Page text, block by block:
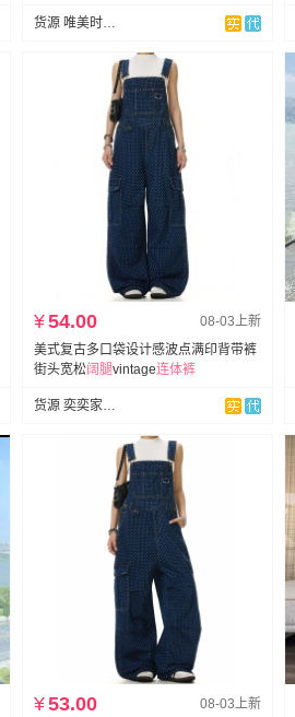
货源 唯美时尚~韩国定制
08-03上新
¥54.00
美式复古多口袋设计感波点满印背带裤
街头宽松阔腿vintage连体裤
货源 奕奕家牛仔
08-03上新
¥53.00